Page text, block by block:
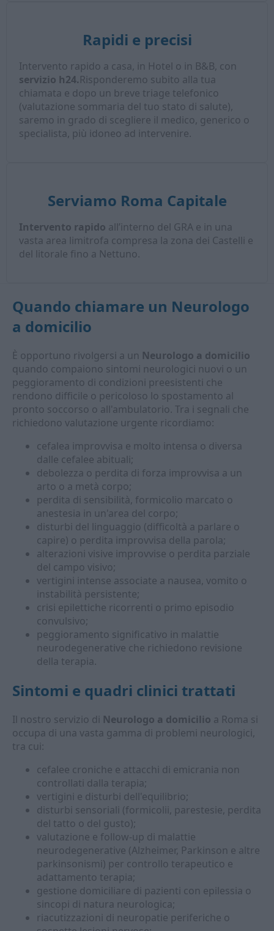
Rapidi e precisi
Intervento rapido a casa, in Hotel o in B&B, con
servizio h24.Risponderemo subito alla tua
chiamata e dopo un breve triage telefonico
(valutazione sommaria del tuo stato di salute),
saremo in grado di scegliere il medico, generico o
specialista, più idoneo ad intervenire.
Serviamo Roma Capitale
Intervento rapido all’interno del GRA e in una
vasta area limitrofa compresa la zona dei Castelli e
del litorale fino a Nettuno.
Quando chiamare un Neurologo
a domicilio
È opportuno rivolgersi a un Neurologo a domicilio
quando compaiono sintomi neurologici nuovi o un
peggioramento di condizioni preesistenti che
rendono difficile o pericoloso lo spostamento al
pronto soccorso o all'ambulatorio. Tra i segnali che
richiedono valutazione urgente ricordiamo:
cefalea improvvisa e molto intensa o diversa
dalle cefalee abituali;
debolezza o perdita di forza improvvisa a un
arto o a metà corpo;
perdita di sensibilità, formicolio marcato o
anestesia in un'area del corpo;
disturbi del linguaggio (difficoltà a parlare o
capire) o perdita improvvisa della parola;
alterazioni visive improvvise o perdita parziale
del campo visivo;
vertigini intense associate a nausea, vomito o
instabilità persistente;
crisi epilettiche ricorrenti o primo episodio
convulsivo;
peggioramento significativo in malattie
neurodegenerative che richiedono revisione
della terapia.
Sintomi e quadri clinici trattati
Il nostro servizio di Neurologo a domicilio a Roma si
occupa di una vasta gamma di problemi neurologici,
tra cui:
cefalee croniche e attacchi di emicrania non
controllati dalla terapia;
vertigini e disturbi dell'equilibrio;
disturbi sensoriali (formicolii, parestesie, perdita
del tatto o del gusto);
valutazione e follow-up di malattie
neurodegenerative (Alzheimer, Parkinson e altre
parkinsonismi) per controllo terapeutico e
adattamento terapia;
gestione domiciliare di pazienti con epilessia o
sincopi di natura neurologica;
riacutizzazioni di neuropatie periferiche o